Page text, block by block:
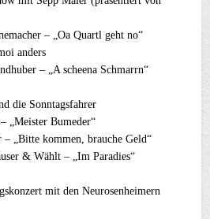
– „Oa Quartl geht no“
anders
– „A scheena Schmarrn“
die Sonntagsfahrer
„Meister Bumeder“
– „Bitte kommen, brauche Geld“
& Wählt – „Im Paradies“
mit den Neurosenheimern